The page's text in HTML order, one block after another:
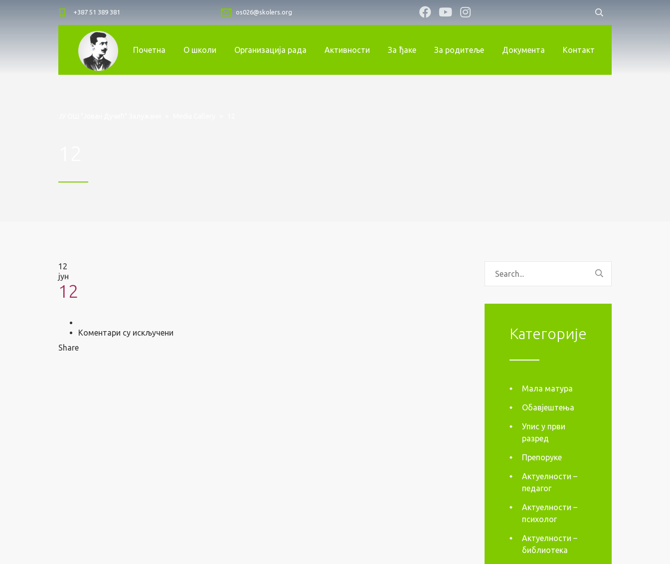
+387 51 389 381 os026@skolers.org
Почетна О школи Организација рада Активности За ђаке За родитеље Документа Контакт
12
јун
12
Коментари су искључени
Share
Категорије
Мала матура
Обавјештења
Упис у први
разред
Препоруке
Актуелности –
педагог
Актуелности –
психолог
Актуелности –
библиотека